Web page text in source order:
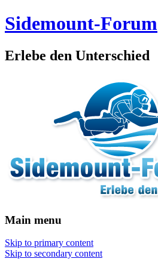
Sidemount-Forum
Erlebe den Unterschied
Main menu
Skip to primary content
Skip to secondary content